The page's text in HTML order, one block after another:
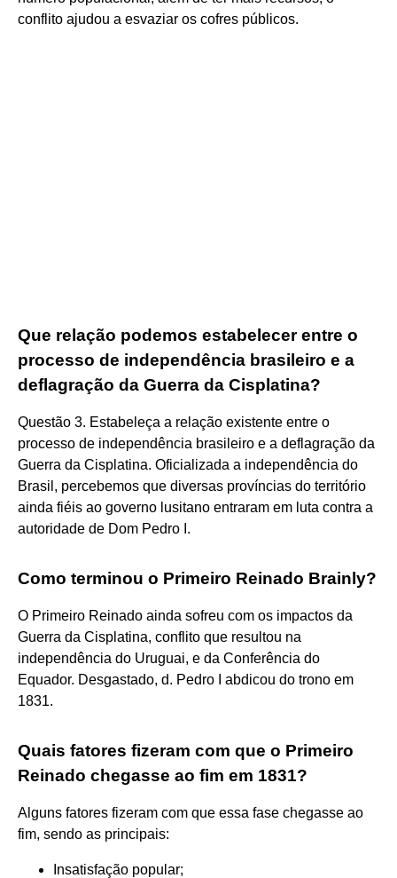
conflito ajudou a esvaziar os cofres públicos.
Que relação podemos estabelecer entre o
processo de independência brasileiro e a
deflagração da Guerra da Cisplatina?
Questão 3. Estabeleça a relação existente entre o
processo de independência brasileiro e a deflagração da
Guerra da Cisplatina. Oficializada a independência do
Brasil, percebemos que diversas províncias do território
ainda fiéis ao governo lusitano entraram em luta contra a
autoridade de Dom Pedro I.
Como terminou o Primeiro Reinado Brainly?
O Primeiro Reinado ainda sofreu com os impactos da
Guerra da Cisplatina, conflito que resultou na
independência do Uruguai, e da Conferência do
Equador. Desgastado, d. Pedro I abdicou do trono em
1831.
Quais fatores fizeram com que o Primeiro
Reinado chegasse ao fim em 1831?
Alguns fatores fizeram com que essa fase chegasse ao
fim, sendo as principais:
Insatisfação popular;